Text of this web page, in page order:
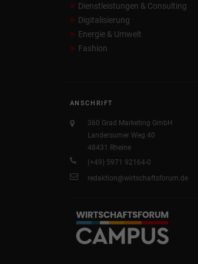
Dienstleistungen & Consulting
Digitalisierung
Energie & Umwelt
Fashion
ANSCHRIFT
360 Grad Marketing GmbH
Landersumer Weg 40
48431 Rheine
(+49) 5971 92164-0
redaktion@wirtschaftsforum.de